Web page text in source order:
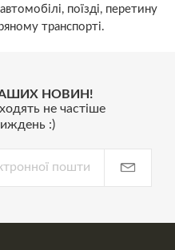
поїзді, перетину
транспорті.
НОВИН!
не частіше
:)